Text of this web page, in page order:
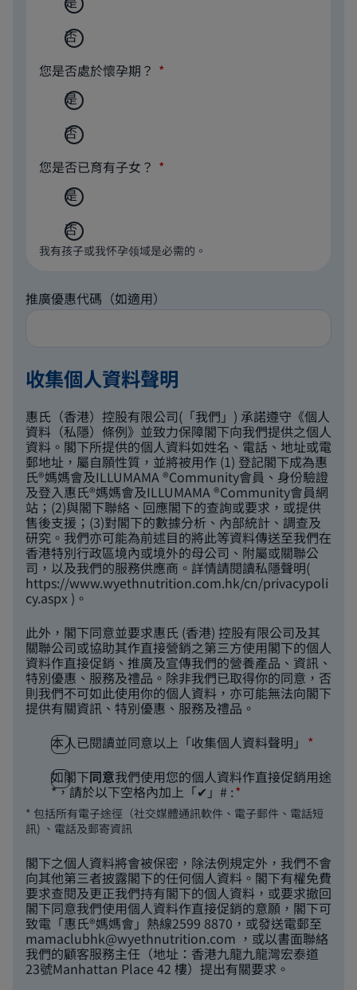
否
您是否處於懷孕期？
是
否
您是否已育有子女？
是
否
我有孩子或我怀孕领域是必需的。
推廣優惠代碼（如適用）
收集個人資料聲明
惠氏（香港）控股有限公司(「我們」) 承諾遵守《個人
資料（私隱）條例》並致力保障閣下向我們提供之個人
資料。閣下所提供的個人資料如姓名、電話、地址或電
郵地址，屬自願性質，並將被用作 (1) 登記閣下成為惠
氏®媽媽會及ILLUMAMA ®Community會員、身份驗證
及登入惠氏®媽媽會及ILLUMAMA ®Community會員網
站；(2)與閣下聯絡、回應閣下的查詢或要求，或提供
售後支援；(3)對閣下的數據分析、內部統計、調查及
研究。我們亦可能為前述目的將此等資料傳送至我們在
香港特別行政區境內或境外的母公司、附屬或關聯公
司，以及我們的服務供應商。詳情請閱讀私隱聲明(
https://www.wyethnutrition.com.hk/cn/privacypoli
cy.aspx )。
此外，閣下同意並要求惠氏 (香港) 控股有限公司及其
關聯公司或協助其作直接營銷之第三方使用閣下的個人
資料作直接促銷、推廣及宣傳我們的營養產品、資訊、
特別優惠、服務及禮品。除非我們已取得你的同意，否
則我們不可如此使用你的個人資料，亦可能無法向閣下
提供有關資訊、特別優惠、服務及禮品。
本人已閱讀並同意以上「收集個人資料聲明」
如閣下同意我們使用您的個人資料作直接促銷用途
*，請於以下空格內加上「✔」# :
* 包括所有電子途徑（社交媒體通訊軟件、電子郵件、電話短
訊) 、電話及郵寄資訊
閣下之個人資料將會被保密，除法例規定外，我們不會
向其他第三者披露閣下的任何個人資料。閣下有權免費
要求查閱及更正我們持有閣下的個人資料，或要求撤回
閣下同意我們使用個人資料作直接促銷的意願，閣下可
致電「惠氏®媽媽會」熱線2599 8870，或發送電郵至
mamaclubhk@wyethnutrition.com ，或以書面聯絡
我們的顧客服務主任（地址：香港九龍九龍灣宏泰道
23號Manhattan Place 42 樓）提出有關要求。